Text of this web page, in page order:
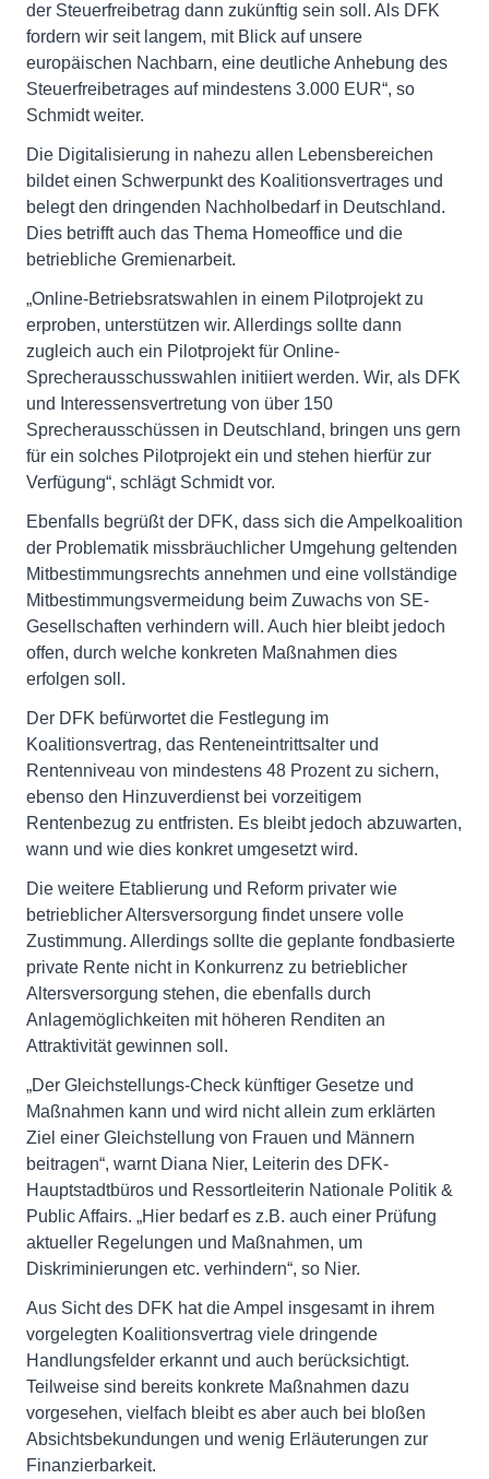
der Steuerfreibetrag dann zukünftig sein soll. Als DFK
fordern wir seit langem, mit Blick auf unsere
europäischen Nachbarn, eine deutliche Anhebung des
Steuerfreibetrages auf mindestens 3.000 EUR“, so
Schmidt weiter.
Die Digitalisierung in nahezu allen Lebensbereichen
bildet einen Schwerpunkt des Koalitionsvertrages und
belegt den dringenden Nachholbedarf in Deutschland.
Dies betrifft auch das Thema Homeoffice und die
betriebliche Gremienarbeit.
„Online-Betriebsratswahlen in einem Pilotprojekt zu
erproben, unterstützen wir. Allerdings sollte dann
zugleich auch ein Pilotprojekt für Online-
Sprecherausschusswahlen initiiert werden. Wir, als DFK
und Interessensvertretung von über 150
Sprecherausschüssen in Deutschland, bringen uns gern
für ein solches Pilotprojekt ein und stehen hierfür zur
Verfügung“, schlägt Schmidt vor.
Ebenfalls begrüßt der DFK, dass sich die Ampelkoalition
der Problematik missbräuchlicher Umgehung geltenden
Mitbestimmungsrechts annehmen und eine vollständige
Mitbestimmungsvermeidung beim Zuwachs von SE-
Gesellschaften verhindern will. Auch hier bleibt jedoch
offen, durch welche konkreten Maßnahmen dies
erfolgen soll.
Der DFK befürwortet die Festlegung im
Koalitionsvertrag, das Renteneintrittsalter und
Rentenniveau von mindestens 48 Prozent zu sichern,
ebenso den Hinzuverdienst bei vorzeitigem
Rentenbezug zu entfristen. Es bleibt jedoch abzuwarten,
wann und wie dies konkret umgesetzt wird.
Die weitere Etablierung und Reform privater wie
betrieblicher Altersversorgung findet unsere volle
Zustimmung. Allerdings sollte die geplante fondbasierte
private Rente nicht in Konkurrenz zu betrieblicher
Altersversorgung stehen, die ebenfalls durch
Anlagemöglichkeiten mit höheren Renditen an
Attraktivität gewinnen soll.
„Der Gleichstellungs-Check künftiger Gesetze und
Maßnahmen kann und wird nicht allein zum erklärten
Ziel einer Gleichstellung von Frauen und Männern
beitragen“, warnt Diana Nier, Leiterin des DFK-
Hauptstadtbüros und Ressortleiterin Nationale Politik &
Public Affairs. „Hier bedarf es z.B. auch einer Prüfung
aktueller Regelungen und Maßnahmen, um
Diskriminierungen etc. verhindern“, so Nier.
Aus Sicht des DFK hat die Ampel insgesamt in ihrem
vorgelegten Koalitionsvertrag viele dringende
Handlungsfelder erkannt und auch berücksichtigt.
Teilweise sind bereits konkrete Maßnahmen dazu
vorgesehen, vielfach bleibt es aber auch bei bloßen
Absichtsbekundungen und wenig Erläuterungen zur
Finanzierbarkeit.